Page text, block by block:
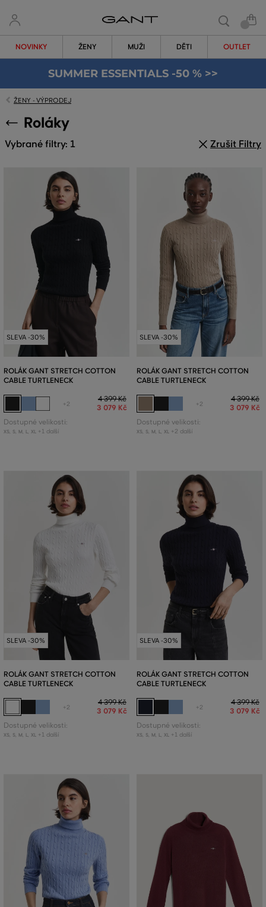
NOVINKY ŽENY MUŽI DĚTI OUTLET
SUMMER ESSENTIALS -50 % >>
ŽENY - VÝPRODEJ
Roláky
Vybrané filtry: 1 Zrušit Filtry
SLEVA -30%
ROLÁK GANT STRETCH COTTON
CABLE TURTLENECK
+2
4 399 Kč
3 079 Kč
Dostupné velikosti:
XS, S, M L XL +1 další
SLEVA -30%
ROLÁK GANT STRETCH COTTON
CABLE TURTLENECK
+2
4 399 Kč
3 079 Kč
Dostupné velikosti:
XS, S, M L XL +2 další
SLEVA -30%
ROLÁK GANT STRETCH COTTON
CABLE TURTLENECK
+2
4 399 Kč
3 079 Kč
Dostupné velikosti:
XS, S, M L XL +1 další
SLEVA -30%
ROLÁK GANT STRETCH COTTON
CABLE TURTLENECK
+2
4 399 Kč
3 079 Kč
Dostupné velikosti:
XS, S, M L XL +1 další